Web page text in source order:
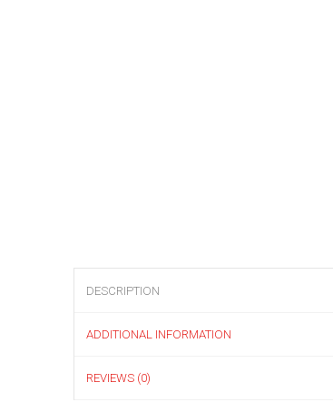
DESCRIPTION
ADDITIONAL INFORMATION
REVIEWS (0)